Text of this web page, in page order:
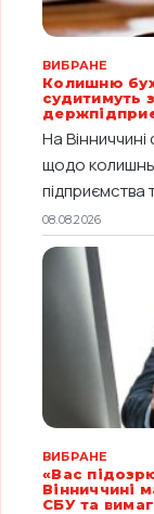
ВИБРАНЕ
Колишню
судитимуть
На Вінниччині
щодо
підприємства
08.08.2026
ВИБРАНЕ
«Вас
Вінниччині
СБУ та